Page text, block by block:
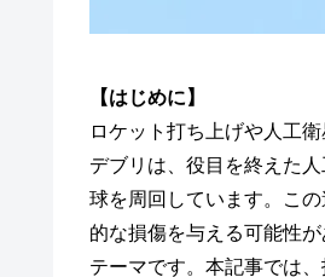
【はじめに】
ロケット打ち上げや人工
デブリは、役目を終えた
球を周回しています。こ
的な損傷を与える可能性
テーマです。本記事では